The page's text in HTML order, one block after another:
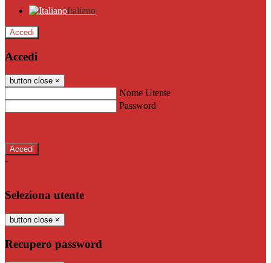
Italiano
Accedi
Accedi
button close ×
Nome Utente
Password
-
Seleziona utente
button close ×
Recupero password